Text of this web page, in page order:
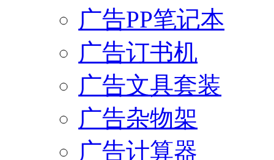
广告PP笔记本
广告订书机
广告文具套装
广告杂物架
广告计算器